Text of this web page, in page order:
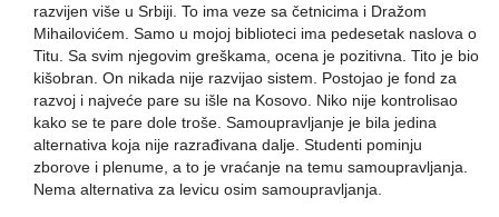
razvijen više u Srbiji. To ima veze sa četnicima i Dražom
Mihailovićem. Samo u mojoj biblioteci ima pedesetak naslova o
Titu. Sa svim njegovim greškama, ocena je pozitivna. Tito je bio
kišobran. On nikada nije razvijao sistem. Postojao je fond za
razvoj i najveće pare su išle na Kosovo. Niko nije kontrolisao
kako se te pare dole troše. Samoupravljanje je bila jedina
alternativa koja nije razrađivana dalje. Studenti pominju
zborove i plenume, a to je vraćanje na temu samoupravljanja.
Nema alternativa za levicu osim samoupravljanja.